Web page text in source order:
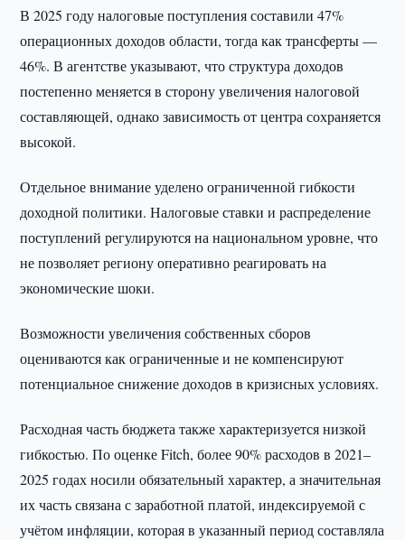
В 2025 году налоговые поступления составили 47%
операционных доходов области, тогда как трансферты —
46%. В агентстве указывают, что структура доходов
постепенно меняется в сторону увеличения налоговой
составляющей, однако зависимость от центра сохраняется
высокой.
Отдельное внимание уделено ограниченной гибкости
доходной политики. Налоговые ставки и распределение
поступлений регулируются на национальном уровне, что
не позволяет региону оперативно реагировать на
экономические шоки.
Возможности увеличения собственных сборов
оцениваются как ограниченные и не компенсируют
потенциальное снижение доходов в кризисных условиях.
Расходная часть бюджета также характеризуется низкой
гибкостью. По оценке Fitch, более 90% расходов в 2021–
2025 годах носили обязательный характер, а значительная
их часть связана с заработной платой, индексируемой с
учётом инфляции, которая в указанный период составляла